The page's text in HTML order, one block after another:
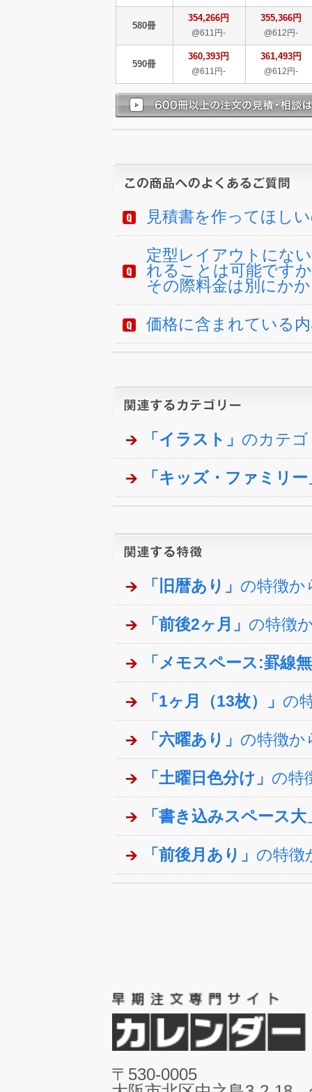
580冊
354,266円
@611円-
355,366円
@612円-
590冊
360,393円
@611円-
361,493円
@612円-
見積書を作ってほし
定型レイアウトにな
れることは可能です
その際料金は別にか
価格に含まれている
「イラスト」 のカテ
「キッズ・ファミリー
「旧暦あり」 の特徴か
「前後2ヶ月」 の特徴
「メモスペース:罫線
「1ヶ月（13枚）」 の
「六曜あり」 の特徴か
「土曜日色分け」 の特
「書き込みスペース大
「前後月あり」 の特徴
〒530-0005